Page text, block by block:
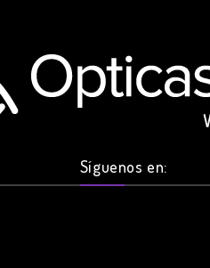
Síguenos en: